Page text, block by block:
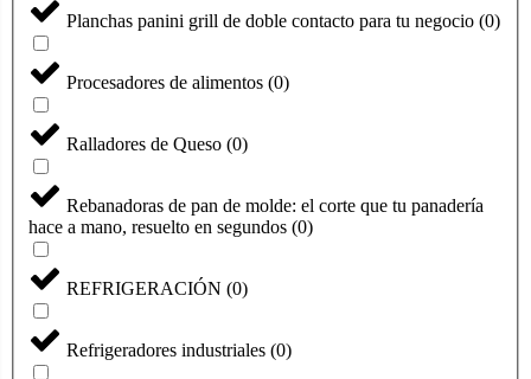
Planchas panini grill de doble contacto para tu negocio (0)
Procesadores de alimentos (0)
Ralladores de Queso (0)
Rebanadoras de pan de molde: el corte que tu panadería
hace a mano, resuelto en segundos (0)
REFRIGERACIÓN (0)
Refrigeradores industriales (0)